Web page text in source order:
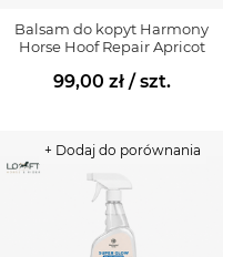
Balsam do kopyt Harmony
Horse Hoof Repair Apricot
99,00 zł/ szt.
+ Dodaj do porównania